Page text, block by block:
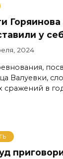
у
2024
Валуевки,
сражений в